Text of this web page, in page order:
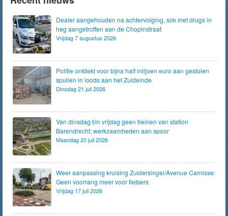
Dealer aangehouden na achtervolging, sok met drugs in
heg aangetroffen aan de Chopinstraat
Vrijdag 7 augustus 2026
Politie ontdekt voor bijna half miljoen euro aan gestolen
spullen in loods aan het Zuideinde
Dinsdag 21 juli 2026
Van dinsdag t/m vrijdag geen treinen van station
Barendrecht; werkzaamheden aan spoor
Maandag 20 juli 2026
Weer aanpassing kruising Zuidersingel/Avenue Carnisse:
Geen voorrang meer voor fietsers
Vrijdag 17 juli 2026